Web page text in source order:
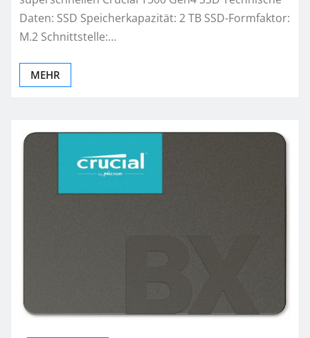
Daten: SSD Speicherkapazität: 2 TB SSD-Formfaktor:
M.2 Schnittstelle:…
MEHR